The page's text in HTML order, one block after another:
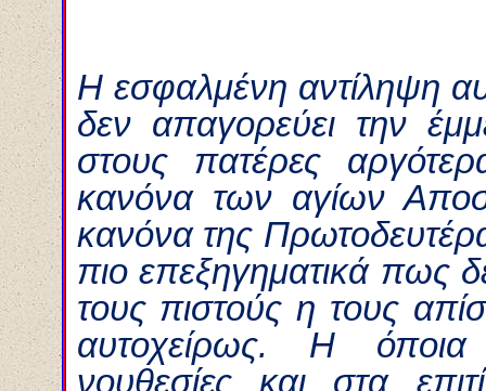
Η εσφαλμένη αντίληψη
δεν απαγορεύει την
στους πατέρες
κανόνα των αγίων
κανόνα της
πιο επεξηγηματικά πως
τους πιστούς η τους
αυτοχείρως. Η όποια
νουθεσίες και στα